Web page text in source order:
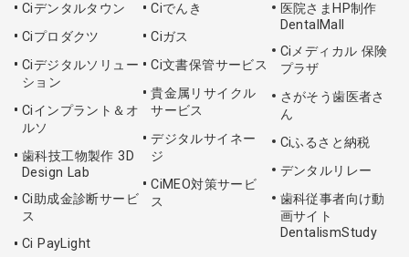
Ciデンタルタウン
Ciプロダクツ
Ciデジタルソリュー
ション
Ciインプラント＆オ
ルソ
歯科技工物製作 3D
Design Lab
Ci助成金診断サービ
ス
Ci PayLight
Ciでんき
Ciガス
Ci文書保管サービス
貴金属リサイクル
サービス
デジタルサイネー
ジ
CiMEO対策サービ
ス
医院さまHP制作
DentalMall
Ciメディカル 保険
プラザ
さがそう歯医者さ
ん
Ciふるさと納税
デンタルリレー
歯科従事者向け動
画サイト
DentalismStudy